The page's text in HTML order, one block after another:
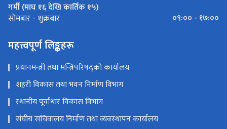
गर्मी (माघ १६ देखि कार्तिक १५)
सोमबार - शुक्रबार ०९:०० - १७:००
महत्त्वपूर्ण लिङ्कहरू
प्रधानमन्त्री तथा मन्त्रिपरिषद्को कार्यालय
शहरी विकास तथा भवन निर्माण विभाग
स्थानीय पूर्वाधार विकास विभाग
संघीय सचिवालय निर्माण तथा व्यवस्थापन कार्यालय